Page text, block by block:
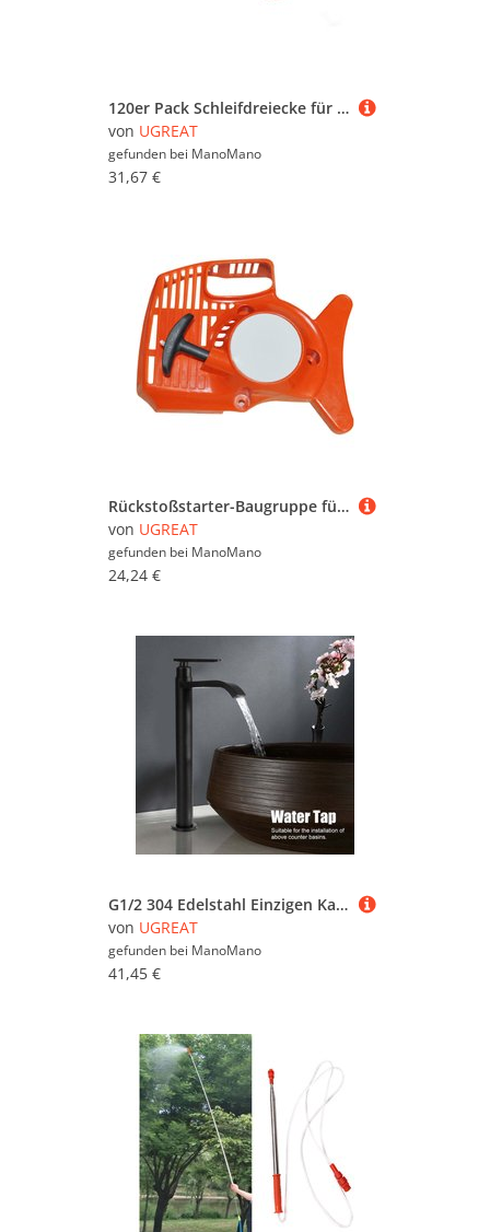
120er Pack Schleifdreiecke für Deltaschleifer - 90 x 90 x 90 mm - 6 Löcher - Körnungen 40/60/80/120/180/240 (je 20 Stück) - Schleifpapier
von UGREAT
gefunden bei ManoMano
31,67 €
Rückstoßstarter-Baugruppe für Rasenmäher FC55 FS38 FS45 FS46 FS55 FC55 HL45 KM55 Seilzugstarter 4140 190 4009 Seilzugstarter mit Federrücklauf
von UGREAT
gefunden bei ManoMano
24,24 €
G1/2 304 Edelstahl Einzigen Kalten Wasserhahn Bad Waschbecken Wasserhahn Schwarz
von UGREAT
gefunden bei ManoMano
41,45 €